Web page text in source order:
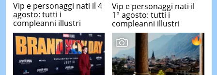
Vip e personaggi nati il 4
agosto: tutti i
compleanni illustri
Vip e personaggi nati il
1° agosto: tutti i
compleanni illustri